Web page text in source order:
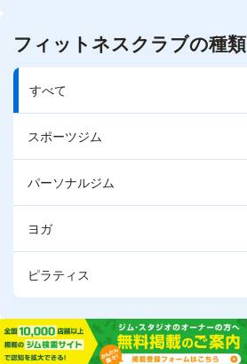
フィットネスクラブの種類
すべて
スポーツジム
パーソナルジム
ヨガ
ピラティス